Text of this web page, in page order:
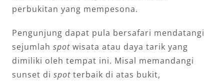
perbukitan yang mempesona.
Pengunjung dapat pula bersafari mendatangi
sejumlah spot wisata atau daya tarik yang
dimiliki oleh tempat ini. Misal memandangi
sunset di spot terbaik di atas bukit,